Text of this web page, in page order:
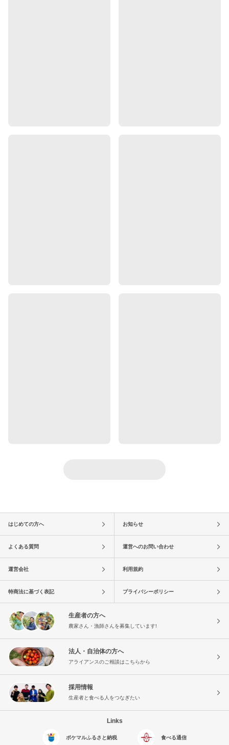
はじめての方へ お知らせ
よくある質問 運営へのお問い合わせ
運営会社 利用規約
特商法に基づく表記 プライバシーポリシー
生産者の方へ
農家さん・漁師さんを募集しています!
法人・自治体の方へ
アライアンスのご相談はこちらから
採用情報
生産者と食べる人をつなぎたい
Links
ポケマルふるさと納税 食べる通信